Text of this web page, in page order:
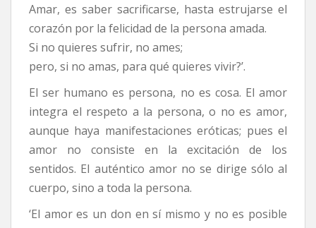
Amar, es saber sacrificarse, hasta estrujarse el
corazón por la felicidad de la persona amada.
Si no quieres sufrir, no ames;
pero, si no amas, para qué quieres vivir?’.
El ser humano es persona, no es cosa. El amor
integra el respeto a la persona, o no es amor,
aunque haya manifestaciones eróticas; pues el
amor no consiste en la excitación de los
sentidos. El auténtico amor no se dirige sólo al
cuerpo, sino a toda la persona.
‘El amor es un don en sí mismo y no es posible